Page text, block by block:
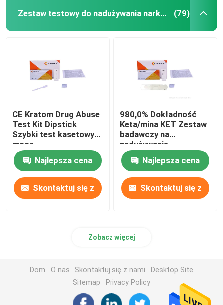
Zestaw testowy do nadużywania narkotyków (79)
CE Kratom Drug Abuse
Test Kit Dipstick
Szybki test kasetowy
mocz
Najlepsza cena
Skontaktuj się z
980,0% Dokładność
Keta/mina KET Zestaw
badawczy na
nadużywanie
narkotyków Diagnoza
szybkie odczytywanie
Najlepsza cena
Skontaktuj się z
Zobacz więcej
Dom O nas Skontaktuj się z nami
Desktop Site
Sitemap
Privacy Policy